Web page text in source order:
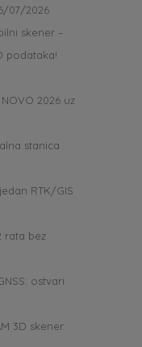
07/2026
skener –
podataka!
NOVO 2026 uz
stanica
RTK/GIS
rata bez
ostvari
3D skener